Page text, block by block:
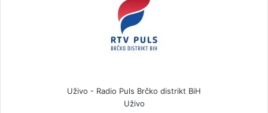
Uživo - Radio Puls Brčko distrikt BiH
Uživo